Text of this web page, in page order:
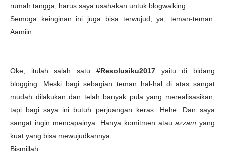
rumah tangga, harus saya usahakan untuk blogwalking.
Semoga keinginan ini juga bisa terwujud, ya, teman-teman.
Aamiin.
Oke, itulah salah satu #Resolusiku2017yaitu di bidang
blogging. Meski bagi sebagian teman hal-hal di atas sangat
mudah dilakukan dan telah banyak pula yang merealisasikan,
tapi bagi saya ini butuh perjuangan keras. Hehe. Dan saya
sangat ingin mencapainya. Hanya komitmen atau azzam yang
kuat yang bisa mewujudkannya.
Bismillah...